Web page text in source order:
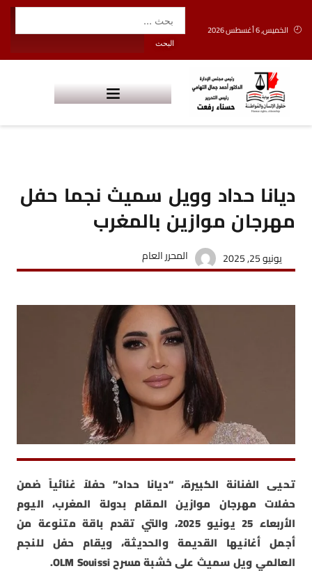
الخميس, 6 أغسطس 2026
ديانا حداد وويل سميث نجما حفل
مهرجان موازين بالمغرب
يونيو 25, 2025 المحرر العام
تحيى الفنانة الكبيرة، “ديانا حداد” حفلاً غنائياً ضمن
حفلات مهرجان موازين المقام بدولة المغرب، اليوم
الأربعاء 25 يونيو 2025، والتي تقدم باقة متنوعة من
أجمل أغانيها القديمة والحديثة، ويقام حفل للنجم
العالمي ويل سميث على خشبة مسرح OLM Souissi.